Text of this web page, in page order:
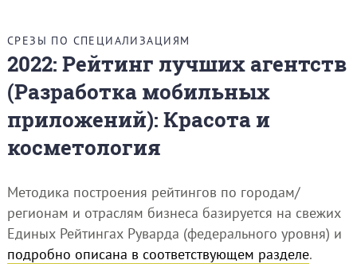
СРЕЗЫ ПО СПЕЦИАЛИЗАЦИЯМ
2022: Рейтинг лучших агентств
(Разработка мобильных
приложений): Красота и
косметология
Методика построения рейтингов по городам/
регионам и отраслям бизнеса базируется на свежих
Единых Рейтингах Руварда (федерального уровня) и
подробно описана в соответствующем разделе.